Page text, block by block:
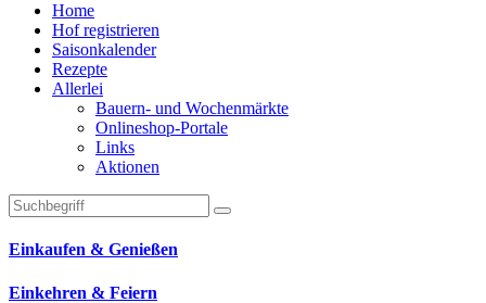
Home
Hof registrieren
Saisonkalender
Rezepte
Allerlei
Bauern- und Wochenmärkte
Onlineshop-Portale
Links
Aktionen
Technisches Feld: Suchfeld
Technisches Feld: Suchbutton
Suche absenden
Einkaufen & Genießen
Einkehren & Feiern